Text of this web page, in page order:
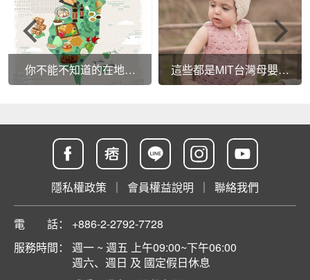
你不能不知道的在地小
這些都是MIT台灣母嬰品
隱私權政策 ｜ 會員權益說明 ｜ 聯絡我們
電 話：
+886-2-2792-7728
服務時間：
週一 ~ 週五 上午09:00~下午06:00
週六、週日 及 國定假日休息